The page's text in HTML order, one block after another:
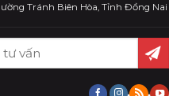
Tránh Biên Hòa, Tỉnh Đồng Nai